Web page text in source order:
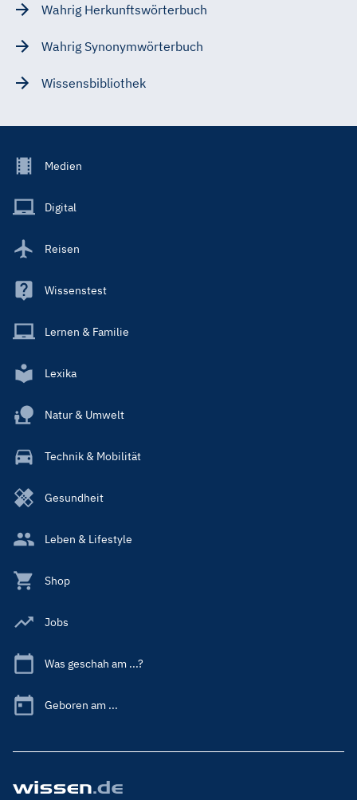
Wahrig Herkunftswörterbuch
Wahrig Synonymwörterbuch
Wissensbibliothek
Footer
Main
Medien
Digital
Reisen
Wissenstest
Lernen & Familie
Lexika
Natur & Umwelt
Technik & Mobilität
Gesundheit
Leben & Lifestyle
Shop
Jobs
Was geschah am ...?
Geboren am ...